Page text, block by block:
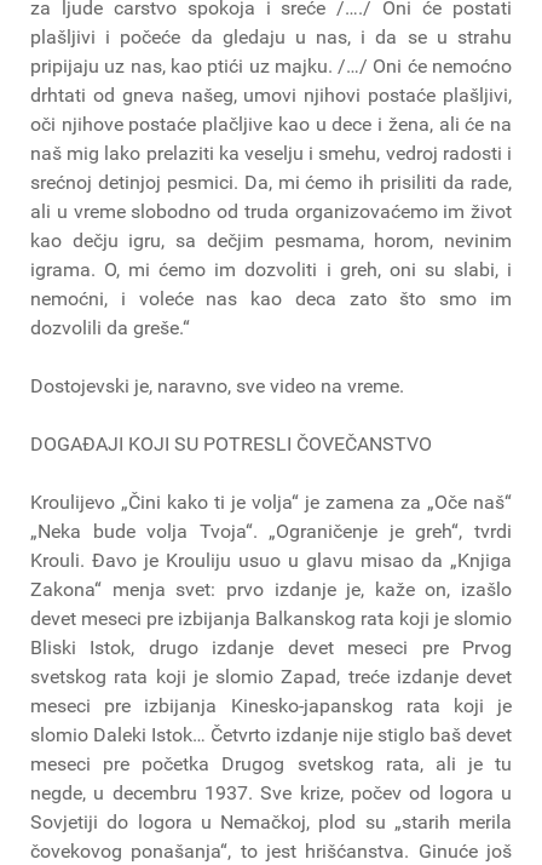
za ljude carstvo spokoja i sreće /…./ Oni će postati
plašljivi i počeće da gledaju u nas, i da se u strahu
pripijaju uz nas, kao ptići uz majku. /…/ Oni će nemoćno
drhtati od gneva našeg, umovi njihovi postaće plašljivi,
oči njihove postaće plačljive kao u dece i žena, ali će na
naš mig lako prelaziti ka veselju i smehu, vedroj radosti i
srećnoj detinjoj pesmici. Da, mi ćemo ih prisiliti da rade,
ali u vreme slobodno od truda organizovaćemo im život
kao dečju igru, sa dečjim pesmama, horom, nevinim
igrama. O, mi ćemo im dozvoliti i greh, oni su slabi, i
nemoćni, i voleće nas kao deca zato što smo im
dozvolili da greše.“
Dostojevski je, naravno, sve video na vreme.
DOGAĐAJI KOJI SU POTRESLI ČOVEČANSTVO
Kroulijevo „Čini kako ti je volja“ je zamena za „Oče naš“
„Neka bude volja Tvoja“. „Ograničenje je greh“, tvrdi
Krouli. Đavo je Krouliju usuo u glavu misao da „Knjiga
Zakona“ menja svet: prvo izdanje je, kaže on, izašlo
devet meseci pre izbijanja Balkanskog rata koji je slomio
Bliski Istok, drugo izdanje devet meseci pre Prvog
svetskog rata koji je slomio Zapad, treće izdanje devet
meseci pre izbijanja Kinesko-japanskog rata koji je
slomio Daleki Istok… Četvrto izdanje nije stiglo baš devet
meseci pre početka Drugog svetskog rata, ali je tu
negde, u decembru 1937. Sve krize, počev od logora u
Sovjetiji do logora u Nemačkoj, plod su „starih merila
čovekovog ponašanja“, to jest hrišćanstva. Ginuće još